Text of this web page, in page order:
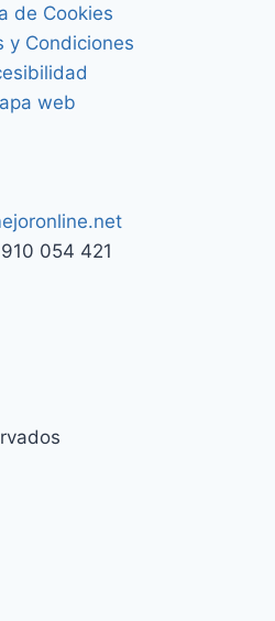
de Cookies
y Condiciones
web
054 421